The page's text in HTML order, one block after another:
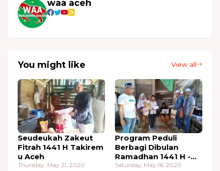
waa aceh
You might like View all
Seudeukah Zakeut
Fitrah 1441 H Takirem
u Aceh
Thursday, May 21, 2020
Program Peduli
Berbagi Dibulan
Ramadhan 1441 H -
2020
Saturday, May 16, 2020